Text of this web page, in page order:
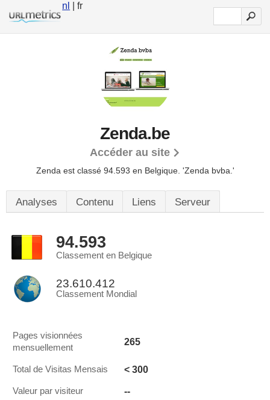
nl | fr
Zenda.be
Accéder au site
Zenda est classé 94.593 en Belgique. 'Zenda bvba.'
Analyses Contenu Liens Serveur
94.593
Classement en Belgique
23.610.412
Classement Mondial
Pages visionnées
mensuellement
265
Total de Visitas Mensais < 300
Valeur par visiteur --